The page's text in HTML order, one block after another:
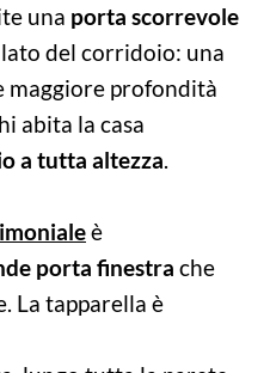
una porta scorrevole
del corridoio: una
maggiore profondità
abita la casa
a tutta altezza
è
porta finestra che
La tapparella è